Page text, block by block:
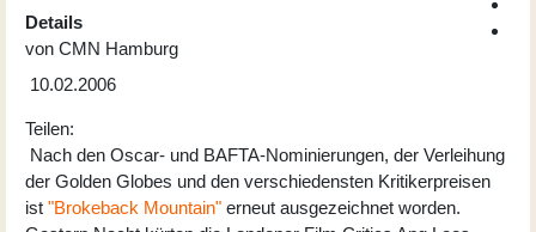
Details
von CMN Hamburg
10.02.2006
Teilen:
Nach den Oscar- und BAFTA-Nominierungen, der Verleihung
der Golden Globes und den verschiedensten Kritikerpreisen
ist "Brokeback Mountain" erneut ausgezeichnet worden.